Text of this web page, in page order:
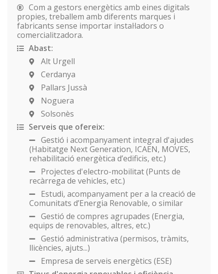
Com a gestors energètics amb eines digitals
propies, treballem amb diferents marques i
fabricants sense importar instal·ladors o
comercialitzadora.
Abast:
Alt Urgell
Cerdanya
Pallars Jussà
Noguera
Solsonès
Serveis que ofereix:
Gestió i acompanyament integral d'ajudes
(Habitatge Next Generation, ICAEN, MOVES,
rehabilitació energètica d’edificis, etc.)
Projectes d'electro-mobilitat (Punts de
recàrrega de vehicles, etc.)
Estudi, acompanyament per a la creació de
Comunitats d’Energia Renovable, o similar
Gestió de compres agrupades (Energia,
equips de renovables, altres, etc.)
Gestió administrativa (permisos, tràmits,
llicències, ajuts...)
Empresa de serveis energètics (ESE)